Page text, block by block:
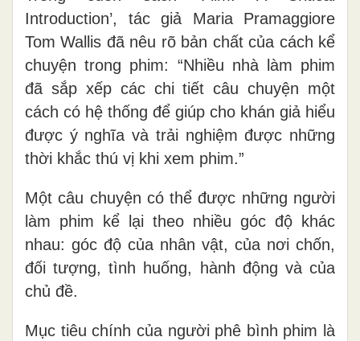
Introduction’, tác giả Maria Pramaggiore
Tom Wallis đã nêu rõ bản chất của cách kể
chuyện trong phim: “Nhiều nhà làm phim
đã sắp xếp các chi tiết câu chuyện một
cách có hệ thống để giúp cho khán giả hiểu
được ý nghĩa và trải nghiệm được những
thời khắc thú vị khi xem phim.”
Một câu chuyện có thể được những người
làm phim kể lại theo nhiều góc độ khác
nhau: góc độ của nhân vật, của nơi chốn,
đối tượng, tình huống, hành động và của
chủ đề.
Mục tiêu chính của người phê bình phim là